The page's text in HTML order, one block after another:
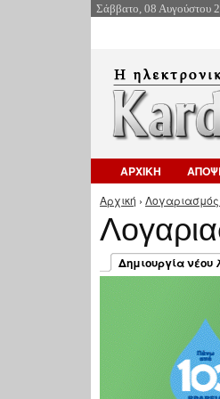
Σάββατο, 08 Αυγούστου
ΑΡΧΙΚΗ
Είστε εδώ
Αρχική ›
Δημιουργία
(ενεργή καρτέλα)